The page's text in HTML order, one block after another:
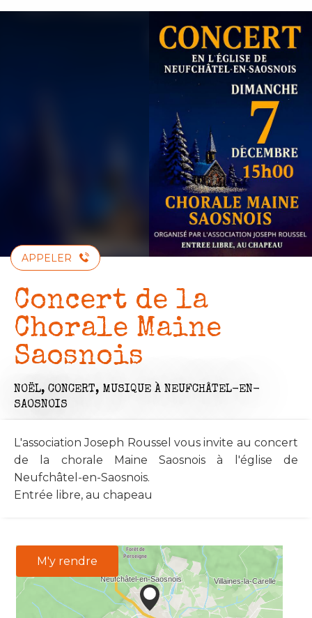
Aller
APPELER
Concert de la
Chorale Maine
Saosnois
NOËL, CONCERT, MUSIQUE À NEUFCHÂTEL-EN-
SAOSNOIS
L'association Joseph Roussel vous invite au concert
de la chorale Maine Saosnois à l'église de
Neufchâtel-en-Saosnois.
Entrée libre, au chapeau
M'y rendre